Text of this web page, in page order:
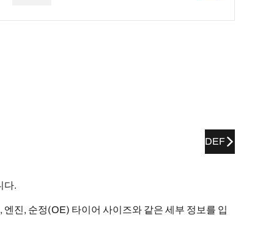
DEF
다.
진, 순정(OE) 타이어 사이즈와 같은 세부 정보를 입